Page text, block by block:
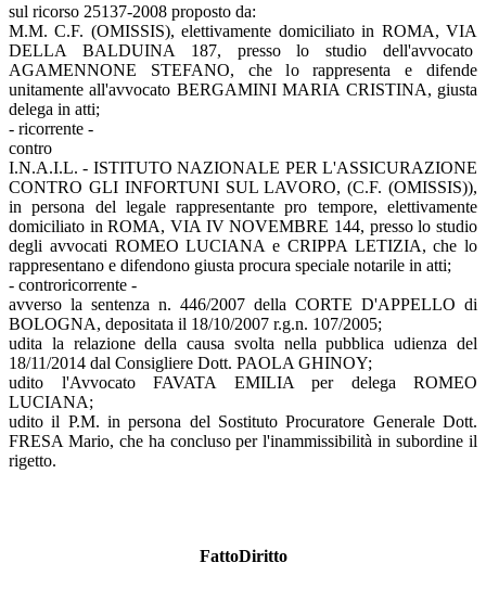
sul ricorso 25137-2008 proposto da:
M.M. C.F. (OMISSIS), elettivamente domiciliato in ROMA, VIA
DELLA BALDUINA 187, presso lo studio dell'avvocato
AGAMENNONE STEFANO, che lo rappresenta e difende
unitamente all'avvocato BERGAMINI MARIA CRISTINA, giusta
delega in atti;
- ricorrente -
contro
I.N.A.I.L. - ISTITUTO NAZIONALE PER L'ASSICURAZIONE
CONTRO GLI INFORTUNI SUL LAVORO, (C.F. (OMISSIS)),
in persona del legale rappresentante pro tempore, elettivamente
domiciliato in ROMA, VIA IV NOVEMBRE 144, presso lo studio
degli avvocati ROMEO LUCIANA e CRIPPA LETIZIA, che lo
rappresentano e difendono giusta procura speciale notarile in atti;
- controricorrente -
avverso la sentenza n. 446/2007 della CORTE D'APPELLO di
BOLOGNA, depositata il 18/10/2007 r.g.n. 107/2005;
udita la relazione della causa svolta nella pubblica udienza del
18/11/2014 dal Consigliere Dott. PAOLA GHINOY;
udito l'Avvocato FAVATA EMILIA per delega ROMEO
LUCIANA;
udito il P.M. in persona del Sostituto Procuratore Generale Dott.
FRESA Mario, che ha concluso per l'inammissibilità in subordine il
rigetto.
FattoDiritto